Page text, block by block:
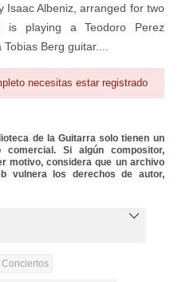
Isaac Albeniz, arranged for two
is playing a Teodoro Perez
Berg guitar....
necesitas estar registrado
de la Guitarra solo tienen un
Si algún compositor,
motivo, considera que un archivo
vulnera los derechos de autor,
Conciertos